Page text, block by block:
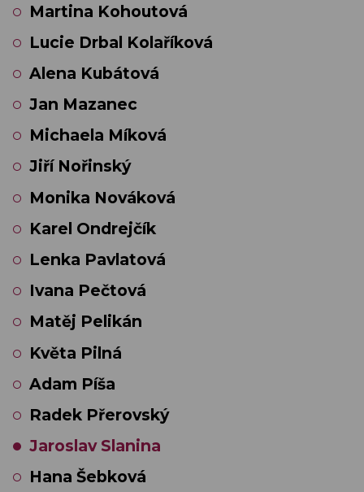
Martina Kohoutová
Lucie Drbal Kolaříková
Alena Kubátová
Jan Mazanec
Michaela Míková
Jiří Nořinský
Monika Nováková
Karel Ondrejčík
Lenka Pavlatová
Ivana Pečtová
Matěj Pelikán
Květa Pilná
Adam Píša
Radek Přerovský
Jaroslav Slanina
Hana Šebková